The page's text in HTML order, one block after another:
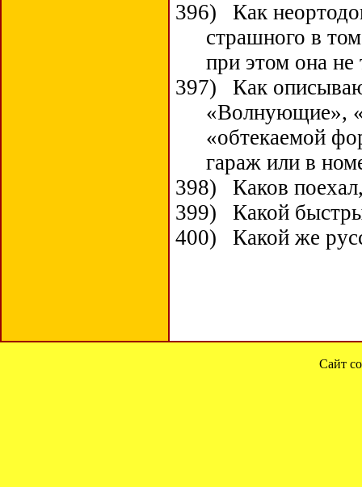
396)
Как
страшного в
при этом она не
397)
Как
«Волнующие»,
«обтекаемой
гараж или в
398)
Каков
399)
Какой
400)
Какой же
Сайт